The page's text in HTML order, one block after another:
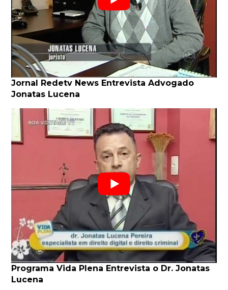
Jornal Redetv News Entrevista Advogado
Jonatas Lucena
Programa Vida Plena Entrevista o Dr. Jonatas
Lucena